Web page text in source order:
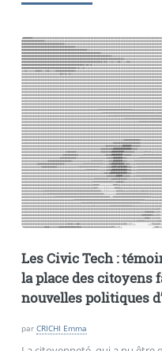
Les Civic Tech :
la place des citoyens
nouvelles politiques
par CRICHI Emma